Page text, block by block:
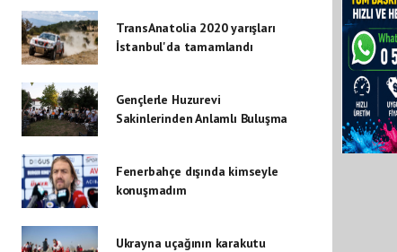
TransAnatolia 2020 yarışları
İstanbul'da tamamlandı
Gençlerle Huzurevi
Sakinlerinden Anlamlı Buluşma
Fenerbahçe dışında kimseyle
konuşmadım
Ukrayna uçağının karakutu